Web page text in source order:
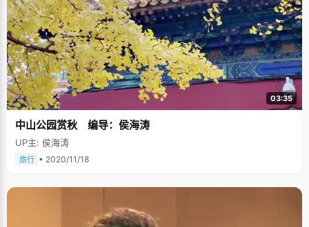
03:35
中山公园赏秋 编导：侯海涛
UP主: 侯海涛
旅行 • 2020/11/18